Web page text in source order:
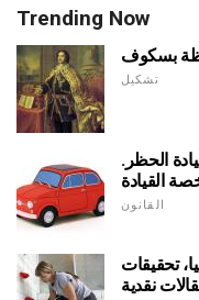
Trending Now
بسكوف
تشكيل
الحظر.
القيادة
القانون
تحقيقات
نقدية